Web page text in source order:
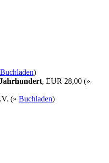
Buchladen)
, EUR 28,00 (»
(» Buchladen)